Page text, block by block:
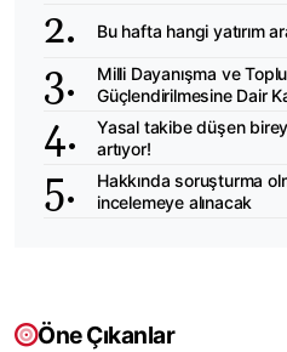
Bu hafta hangi yatırım
Milli Dayanışma ve
Güçlendirilmesine Dair
Yasal takibe düşen
artıyor!
Hakkında soruşturma
incelemeye alınacak
Öne Çıkanlar